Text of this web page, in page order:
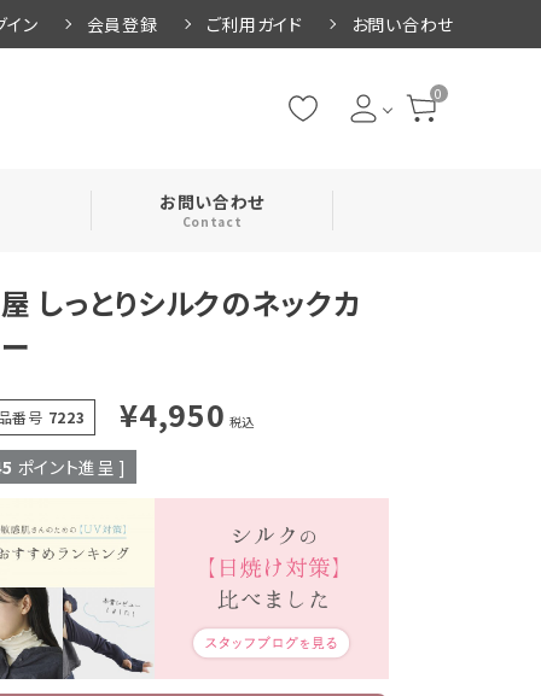
イン 会員登録 ご利用ガイド お問い合わせ
0
巻
お問い合わせ
Contact
しっとりシルクのネックカ
番号 7223 ¥4,950 税込
ポイント進呈 ]